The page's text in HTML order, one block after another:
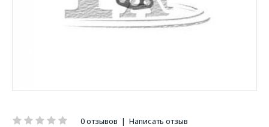
0 отзывов | Написать отзыв